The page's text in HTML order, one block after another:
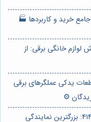
خرید و کاربردها 🏭
لوازم خانگی برقی: از
یدکی عملگرهای برقی
⚙️
⭐️ راهنمای جامع خرید از فروشگاه 414: بزرگترین نمایندگی